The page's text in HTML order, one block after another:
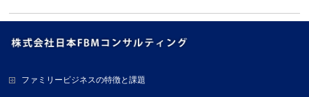
ファミリービジネスの特徴と課題